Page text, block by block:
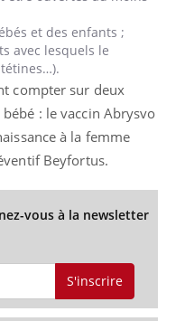
et des enfants ;
avec lesquels le
compter sur deux
: le vaccin Abrysvo
à la femme
Beyfortus.
vous à la newsletter
S'inscrire